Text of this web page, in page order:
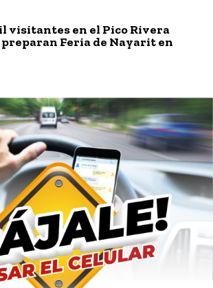
visitantes en el Pico Rivera
Feria de Nayarit en